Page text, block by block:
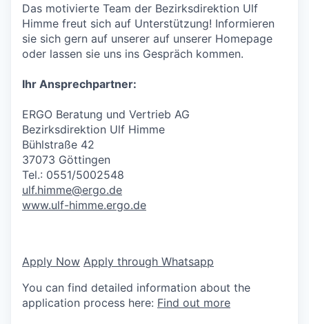
Das motivierte Team der Bezirksdirektion Ulf
Himme freut sich auf Unterstützung! Informieren
sie sich gern auf unserer auf unserer Homepage
oder lassen sie uns ins Gespräch kommen.
Ihr Ansprechpartner:
ERGO Beratung und Vertrieb AG
Bezirksdirektion Ulf Himme
Bühlstraße 42
37073 Göttingen
Tel.: 0551/5002548
ulf.himme@ergo.de
www.ulf-himme.ergo.de
Apply Now Apply through Whatsapp
You can find detailed information about the
application process here: Find out more